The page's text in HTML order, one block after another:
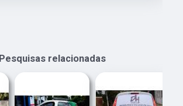
Pesquisas relacionadas